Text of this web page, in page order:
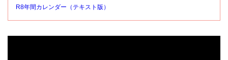
R8年間カレンダー（テキスト版）